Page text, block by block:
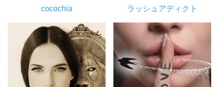
cocochia ラッシュアディクト